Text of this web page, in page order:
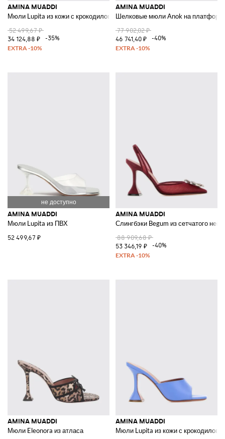
AMINA MUADDI
Мюли Lupita из кожи с крокодиловым принтом
52 499,67 ₽
34 124,88 ₽
-35%
AMINA MUADDI
Шелковые мюли Anok на
77 902,02 ₽
46 741,40 ₽
-40%
AMINA MUADDI
Мюли Lupita из ПВХ
52 499,67 ₽
AMINA MUADDI
Слингбэки Begum из сетчатого
88 909,68 ₽
53 346,19 ₽
-40%
AMINA MUADDI
Мюли Eleonora из атласа
AMINA MUADDI
Мюли Lupita из кожи с